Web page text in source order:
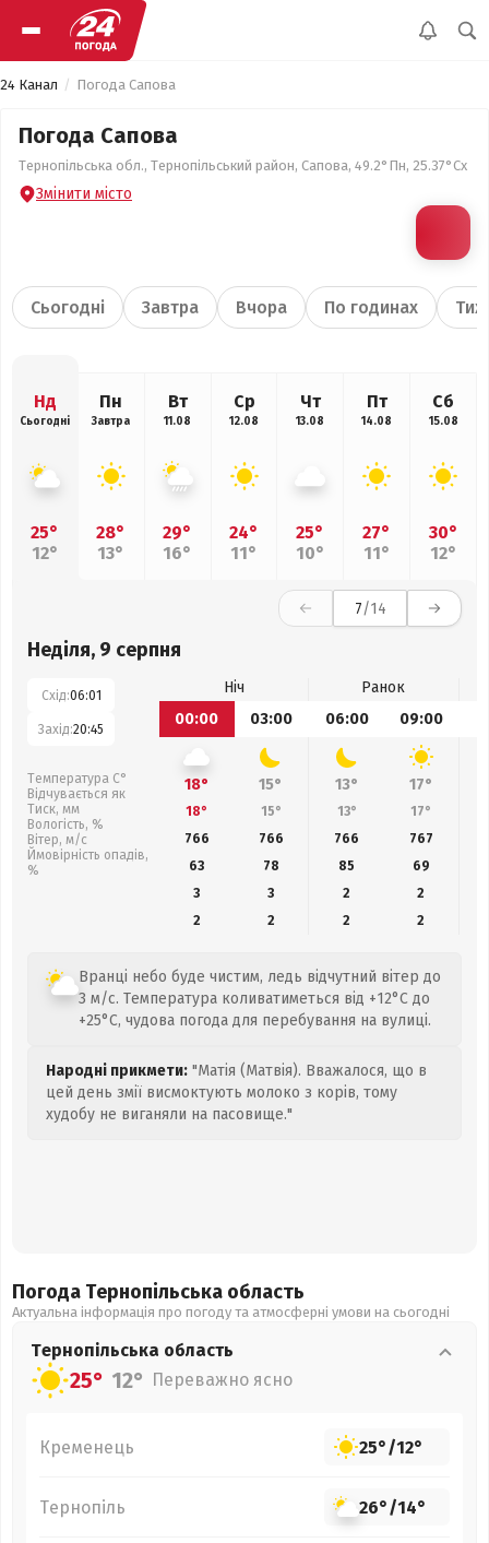
24 Канал Погода Сапова
Погода Сапова
Тернопільська обл., Тернопільський район, Сапова, 49.2°Пн, 25.37°Сх
Змінити місто
Сьогодні Завтра Вчора По годинах
Нд
Сьогодні
25°
12°
Пн
Завтра
28°
13°
Вт
11.08
29°
16°
Ср
12.08
24°
11°
Чт
13.08
25°
10°
Пт
14.08
27°
11°
Сб
15.08
30°
12°
7/14
Неділя, 9 серпня
Схід:06:01
Захід:20:45
Температура С°
Відчувається як
Тиск, мм
Вологість, %
Вітер, м/с
Ймовірність опадів,
%
Ніч
Ранок
00:00
03:00 06:00 09:00
18° 15° 13° 17°
18° 15° 13° 17°
766
766 766 767
63
78 85 69
3
3 2
2
2
2 2 2
Вранці небо буде чистим, ледь відчутний вітер до
3 м/с. Температура коливатиметься від +12°C до
+25°C, чудова погода для перебування на вулиці.
Народні прикмети: "Матія (Матвія). Вважалося, що в
цей день змії висмоктують молоко з корів, тому
худобу не виганяли на пасовище."
Погода Тернопільська область
Актуальна інформація про погоду та атмосферні умови на сьогодні
Тернопільська область
25° 12° Переважно ясно
Кременець 25°/12°
Тернопіль 26°/14°